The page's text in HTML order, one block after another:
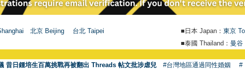
北京 Beijing 台北 Taipei ■日本 Japan： 東京
■泰國 Thailand： 曼谷
昔日鍾培生百萬挑戰再被翻出 Threads 帖文批涉虐兒 #台灣地區通過同性婚姻 #